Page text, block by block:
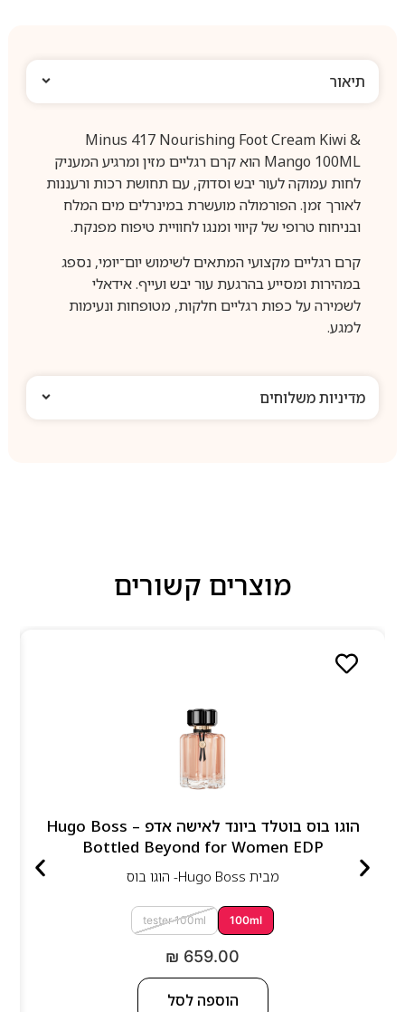
תיאור
Minus 417 Nourishing Foot Cream Kiwi &
Mango 100ML הוא קרם רגליים מזין ומרגיע המעניק
לחות עמוקה לעור יבש וסדוק, עם תחושת רכות ורעננות
לאורך זמן. הפורמולה מועשרת במינרלים מים המלח
ובניחוח טרופי של קיווי ומנגו לחוויית טיפוח מפנקת.
קרם רגליים מקצועי המתאים לשימוש יום־יומי, נספג
במהירות ומסייע בהרגעת עור יבש ועייף. אידאלי
לשמירה על כפות רגליים חלקות, מטופחות ונעימות
למגע.
מדיניות משלוחים
מוצרים קשורים
הוגו בוס בוטלד ביונד לאישה אדפ – Hugo Boss
Bottled Beyond for Women EDP
מבית Hugo Boss- הוגו בוס
100ml
tester 100ml
₪ 659.00
הוספה לסל